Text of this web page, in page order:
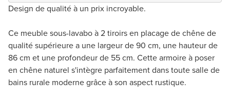
Design de qualité à un prix incroyable.
Ce meuble sous-lavabo à 2 tiroirs en placage de chêne de
qualité supérieure a une largeur de 90 cm, une hauteur de
86 cm et une profondeur de 55 cm. Cette armoire à poser
en chêne naturel s'intègre parfaitement dans toute salle de
bains rurale moderne grâce à son aspect rustique.